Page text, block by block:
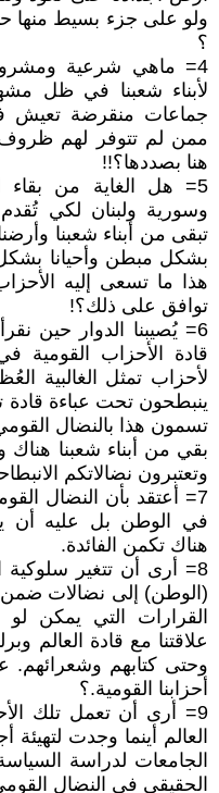
ولو على جزء بسيط منها
؟
4= ماهي شرعية
لأبناء شعبنا في ظل
جماعات منقرضة تعيش
ممن لم تتوفر لهم ظروف
هنا بصددها؟!!
5= هل الغاية من بقاء
وسورية ولبنان لكي
تبقى من أبناء شعبنا
بشكل مبطن وأحيانا
هذا ما تسعى إليه
توافق على ذلك؟!
6= يُصيبنا الدوار حين
قادة الأحزاب القومية
لأحزاب تمثل الغالبية
ينبطحون تحت عباءة
تسمون هذا بالنضال
بقي من أبناء شعبنا هناك
وتعتبرون نضالاتكم
7= أعتقد بأن النضال
في الوطن بل عليه أن
هناك تكمن الفائدة.
8= أرى أن تتغير
(الوطن) إلى نضالات ضمن
القرارات التي يمكن
علاقتنا مع قادة العالم
وحتى كتابهم وشعرائهم.
أحزابنا القومية.؟
9= أرى أن تعمل تلك
العالم أينما وجدت
الجامعات لدراسة
الحقيقي في النضال